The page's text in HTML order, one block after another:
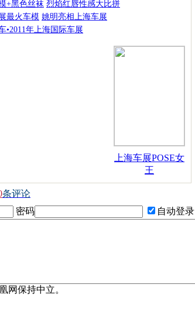
+黑色丝袜 烈焰红唇性感大比拼
最火车模 姚明亮相上海车展
•2011年上海国际车展
上海车展POSE女
王
条评论
密码 自动登录
网保持中立。